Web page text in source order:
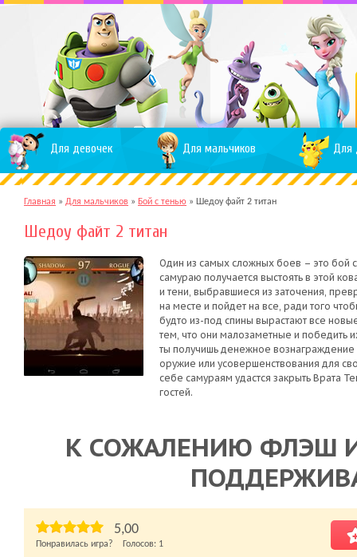
Для девочек Для мальчиков Для
Главная » Для мальчиков » Бой с тенью » Шедоу файт 2 титан
Шедоу файт 2 титан
Один из самых сложных боев – это бой
самураю получается выстоять в этой
и тени, выбравшиеся из заточения,
на месте и пойдет на все, ради того
будто из-под спины вырастают все
тем, что они малозаметные и победить
ты получишь денежное
оружие или усовершенствования для
себе самураям удастся закрыть Врата
гостей.
К СОЖАЛЕНИЮ ФЛЭШ
5,00
Понравилась игра? Голосов: 1